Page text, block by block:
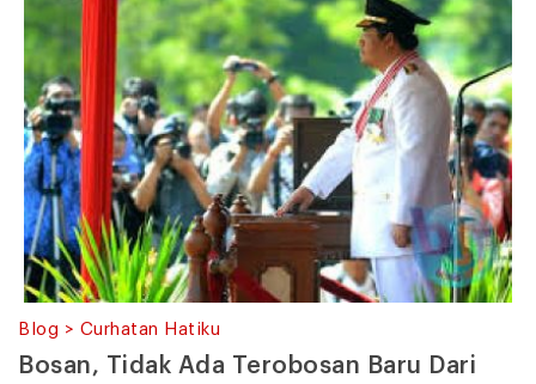
Blog > Curhatan Hatiku
Bosan, Tidak Ada Terobosan Baru Dari